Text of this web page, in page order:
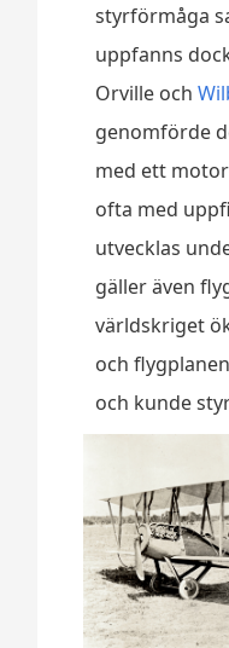
styrförmåga
uppfanns
Orville och
genomförde
med ett
ofta med
utvecklas
gäller även
världskriget
och
och kunde sty